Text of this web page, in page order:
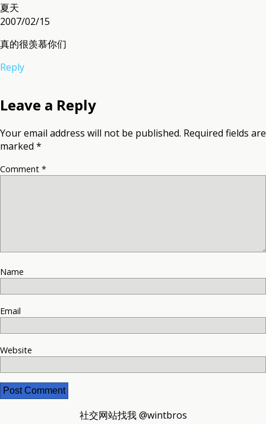
夏天
2007/02/15
真的很羡慕你们
Reply
Leave a Reply
Your email address will not be published. Required fields are
marked *
Comment *
Name
Email
Website
社交网站找我 @wintbros